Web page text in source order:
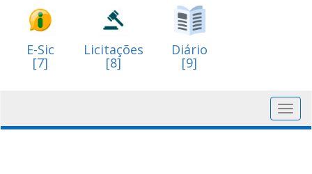
E-Sic
[7]
Licitações
[8]
Diário
[9]